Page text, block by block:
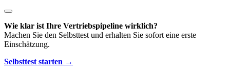
Wie klar ist Ihre Vertriebspipeline wirklich?
Machen Sie den Selbsttest und erhalten Sie sofort eine erste
Einschätzung.
Selbsttest starten →